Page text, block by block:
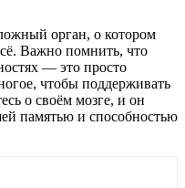
орган, о котором
Важно помнить, что
— это просто
чтобы поддерживать
о своём мозге, и он
памятью и способностью